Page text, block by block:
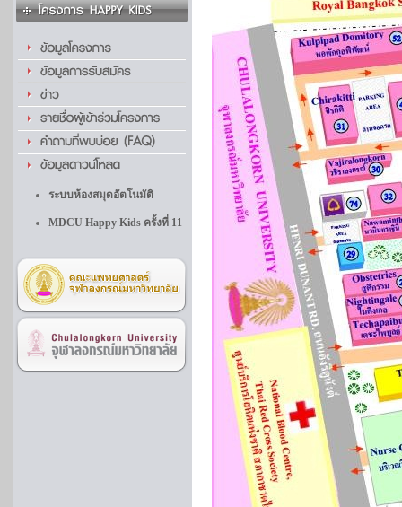
ระบบห้องสมุดอัตโนมัติ
MDCU Happy Kids ครั้งที่ 11